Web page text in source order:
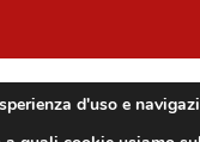
Innovea ©
d'uso e